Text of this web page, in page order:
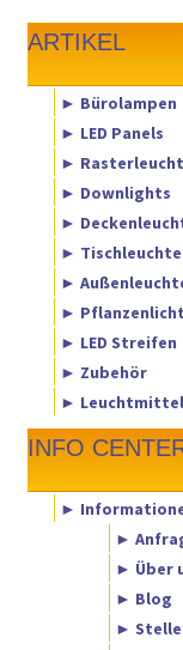
ARTIKEL
► Bürolampen
► LED Panels
►
► Downlights
►
►
►
► Pflanzenlicht
► LED Streifen
► Zubehör
► Leuchtmittel
INFO
►
►
► Über
► Blog
►